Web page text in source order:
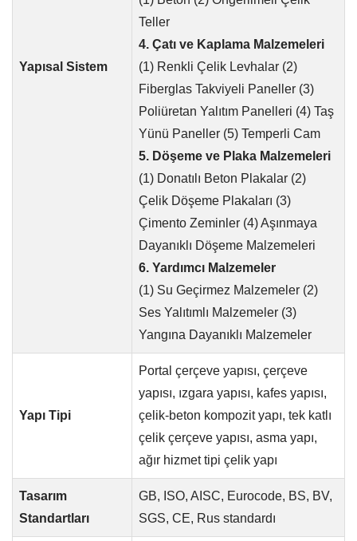
Yapısal Sistem
Teller
4. Çatı ve Kaplama Malzemeleri
(1) Renkli Çelik Levhalar (2)
Fiberglas Takviyeli Paneller (3)
Poliüretan Yalıtım Panelleri (4) Taş
Yünü Paneller (5) Temperli Cam
5. Döşeme ve Plaka Malzemeleri
(1) Donatılı Beton Plakalar (2)
Çelik Döşeme Plakaları (3)
Çimento Zeminler (4) Aşınmaya
Dayanıklı Döşeme Malzemeleri
6. Yardımcı Malzemeler
(1) Su Geçirmez Malzemeler (2)
Ses Yalıtımlı Malzemeler (3)
Yangına Dayanıklı Malzemeler
Yapı Tipi
Portal çerçeve yapısı, çerçeve
yapısı, ızgara yapısı, kafes yapısı,
çelik-beton kompozit yapı, tek katlı
çelik çerçeve yapısı, asma yapı,
ağır hizmet tipi çelik yapı
Tasarım
Standartları
GB, ISO, AISC, Eurocode, BS, BV,
SGS, CE, Rus standardı